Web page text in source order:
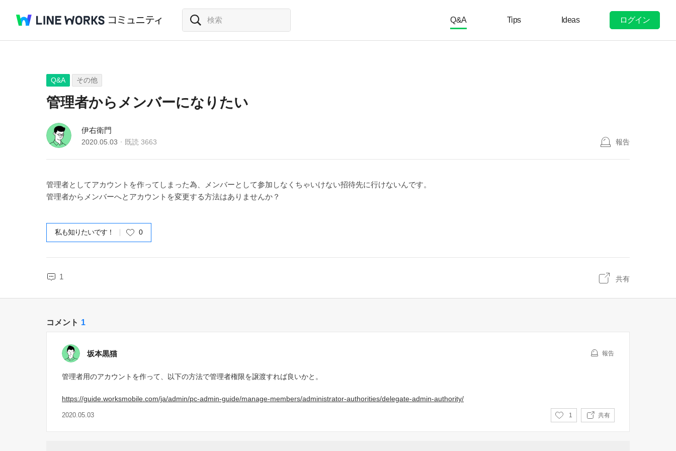
Q&A Tips Ideas ログイン
Q&A その他
管理者からメンバーになりたい
伊右衛門
2020.05.03 既読 3663 報告
管理者としてアカウントを作ってしまった為、メンバーとして参加しなくちゃいけない招待先に行けないんです。
管理者からメンバーへとアカウントを変更する方法はありませんか？
私も知りたいです！ 0
1 共有
コメント 1
坂本黒猫 報告
管理者用のアカウントを作って、以下の方法で管理者権限を譲渡すれば良いかと。
https://guide.worksmobile.com/ja/admin/pc-admin-guide/manage-members/administrator-authorities/delegate-admin-authority/
2020.05.03
い
1 共有